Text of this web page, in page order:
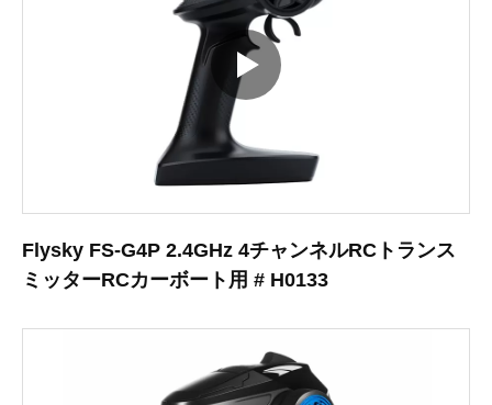
Flysky FS-G4P 2.4GHz 4チャンネルRCトランス
ミッターRCカーボート用 # H0133